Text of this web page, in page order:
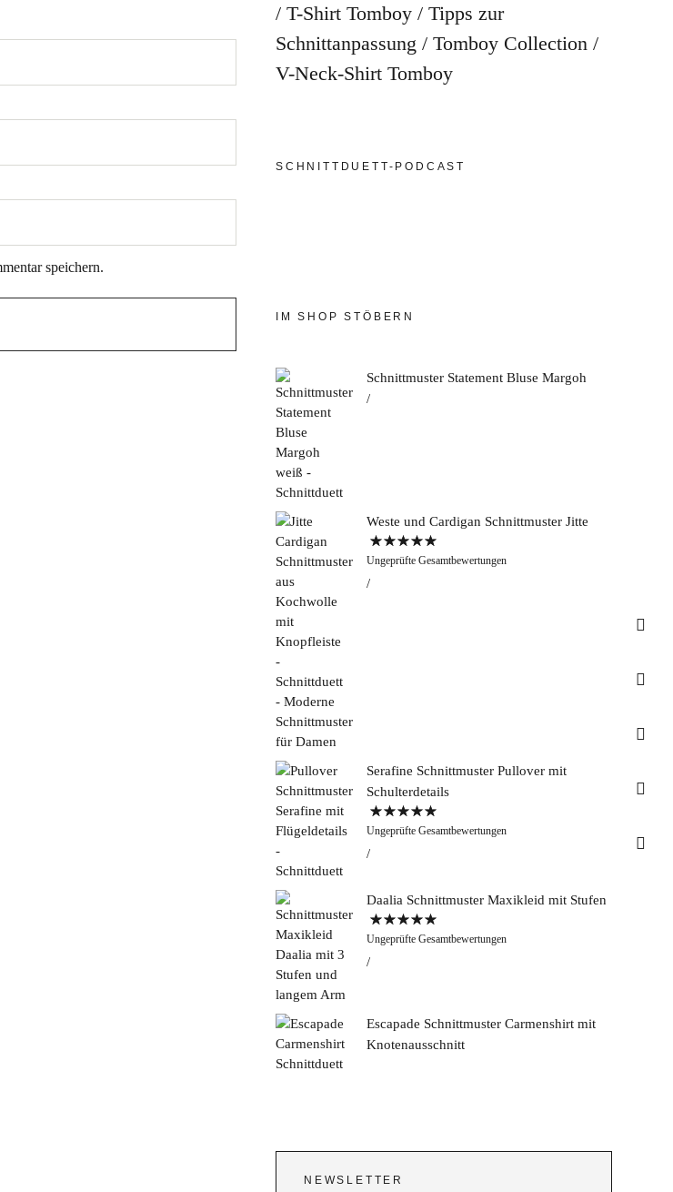
&
speichern.
T-Shirt Tomboy
Tipps zur
Schnittanpassung
Tomboy Collection
V-Neck-Shirt Tomboy
SCHNITTDUETT-PODCAST
IM SHOP STÖBERN
Schnittmuster Statement Bluse Margoh
Weste und Cardigan Schnittmuster Jitte
Bewertet mit
5.00von 5
Ungeprüfte Gesamtbewertungen
Serafine Schnittmuster Pullover mit
Schulterdetails
Bewertet mit
5.00von 5
Ungeprüfte Gesamtbewertungen
Daalia Schnittmuster Maxikleid mit Stufen
Bewertet mit
5.00von 5
Ungeprüfte Gesamtbewertungen
Escapade Schnittmuster Carmenshirt mit
Knotenausschnitt
NEWSLETTER